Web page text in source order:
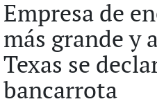
Empresa de
más grande y
Texas se
bancarrota